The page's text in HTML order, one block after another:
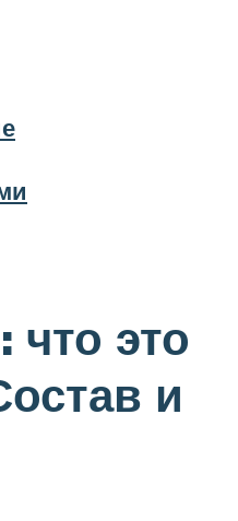
что это
и